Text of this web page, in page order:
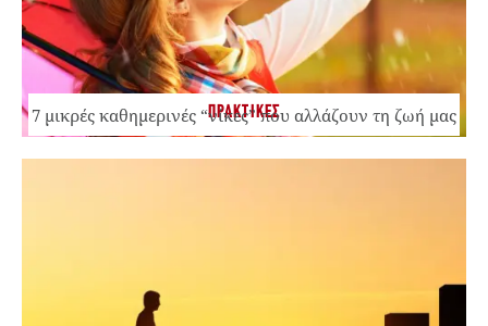
ΠΡΑΚΤΙΚΕΣ
7 μικρές καθημερινές “νίκες” που αλλάζουν τη ζωή μας